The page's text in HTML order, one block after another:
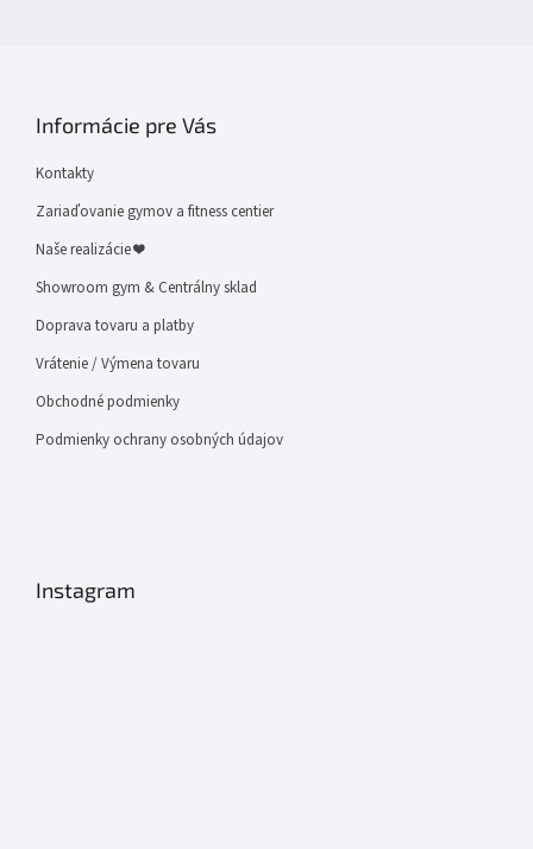
Informácie pre Vás
Kontakty
Zariaďovanie gymov a fitness centier
Naše realizácie ❤
Showroom gym & Centrálny sklad
Doprava tovaru a platby
Vrátenie / Výmena tovaru
Obchodné podmienky
Podmienky ochrany osobných údajov
Instagram